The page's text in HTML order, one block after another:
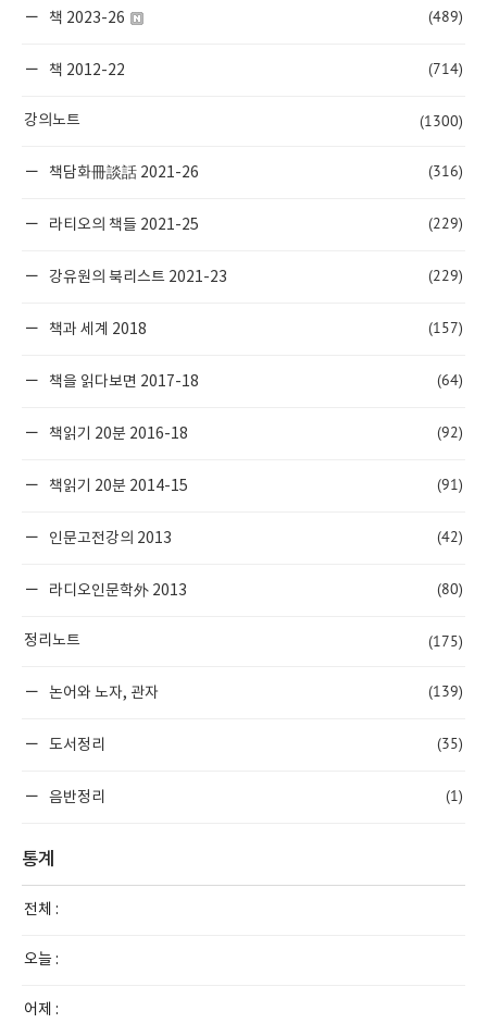
책 2023-26 (489)
책 2012-22 (714)
강의노트 (1300)
책담화冊談話 2021-26 (316)
라티오의 책들 2021-25 (229)
강유원의 북리스트 2021-23 (229)
책과 세계 2018 (157)
책을 읽다보면 2017-18 (64)
책읽기 20분 2016-18 (92)
책읽기 20분 2014-15 (91)
인문고전강의 2013 (42)
라디오인문학外 2013 (80)
정리노트 (175)
논어와 노자, 관자 (139)
도서정리 (35)
음반정리 (1)
통계
전체 :
오늘 :
어제 :